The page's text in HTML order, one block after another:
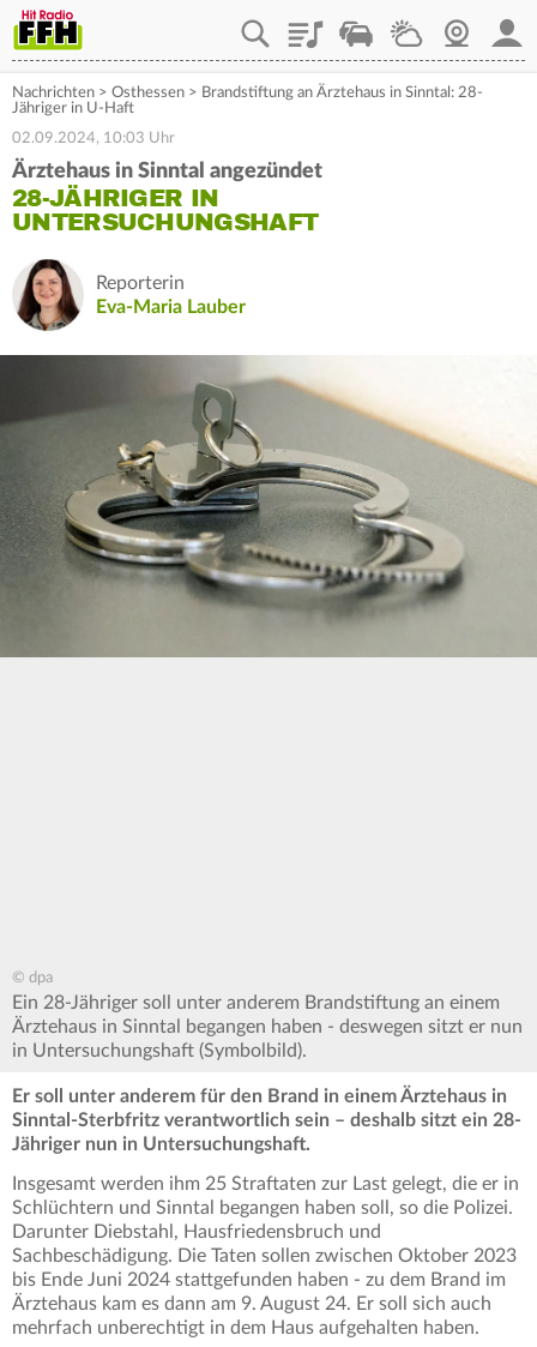
PlaylistStaupilotWetterWebcam
Nachrichten > Osthessen > Brandstiftung an Ärztehaus in Sinntal: 28-
Jähriger in U-Haft
02.09.2024, 10:03 Uhr
Ärztehaus in Sinntal angezündet
28-JÄHRIGER IN
UNTERSUCHUNGSHAFT
Reporterin
Eva-Maria Lauber
© dpa
Ein 28-Jähriger soll unter anderem Brandstiftung an einem
Ärztehaus in Sinntal begangen haben - deswegen sitzt er nun
in Untersuchungshaft (Symbolbild).
Er soll unter anderem für den Brand in einem Ärztehaus in
Sinntal-Sterbfritz verantwortlich sein – deshalb sitzt ein 28-
Jähriger nun in Untersuchungshaft.
Insgesamt werden ihm 25 Straftaten zur Last gelegt, die er in
Schlüchtern und Sinntal begangen haben soll, so die Polizei.
Darunter Diebstahl, Hausfriedensbruch und
Sachbeschädigung. Die Taten sollen zwischen Oktober 2023
bis Ende Juni 2024 stattgefunden haben - zu dem Brand im
Ärztehaus kam es dann am 9. August 24. Er soll sich auch
mehrfach unberechtigt in dem Haus aufgehalten haben.